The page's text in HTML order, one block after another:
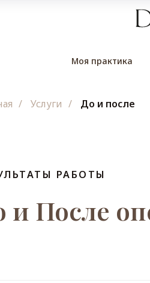
Моя практика
/ Услуги / До и после
РАБОТЫ
и После